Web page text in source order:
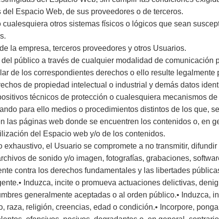
Espacio Web, de sus proveedores o de terceros.
otros sistemas físicos o lógicos que sean
la empresa, terceros proveedores y otros Usuarios.
público a través de cualquier modalidad de comunicación
de los correspondientes derechos o ello resulte legalmente
de propiedad intelectual o industrial y demás datos
técnicos de protección o cualesquiera mecanismos
para ello medios o procedimientos distintos de los que,
las páginas web donde se encuentren los contenidos o, en
del Espacio web y/o de los contenidos.
el Usuario se compromete a no transmitir,
de sonido y/o imagen, fotografías, grabaciones,
contra los derechos fundamentales y las libertades
Induzca, incite o promueva actuaciones delictivas,
generalmente aceptadas o al orden público.• Induzca,
raza, religión, creencias, edad o condición.• Incorpore,